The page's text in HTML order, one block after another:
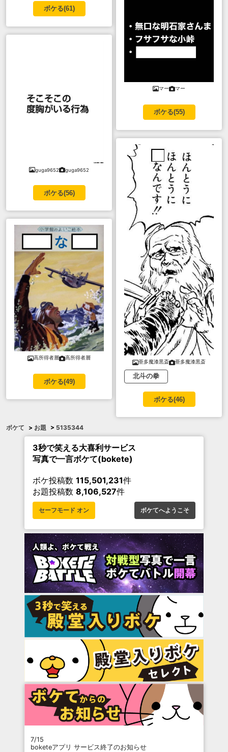
ボケる(61)
guga9652 guga9652
ボケる(56)
高所得者層 高所得者層
ボケる(49)
マー マー
ボケる(55)
亜多魔漆黒斎 亜多魔漆黒斎
北斗の拳
ボケる(46)
ボケて > お題 > 5135344
3秒で笑える大喜利サービス
写真で一言ボケて(bokete)
ボケ投稿数 115,501,231件
お題投稿数 8,106,527件
セーフモード オン ボケてへようこそ
7/15
boketeアプリ サービス終了のお知らせ